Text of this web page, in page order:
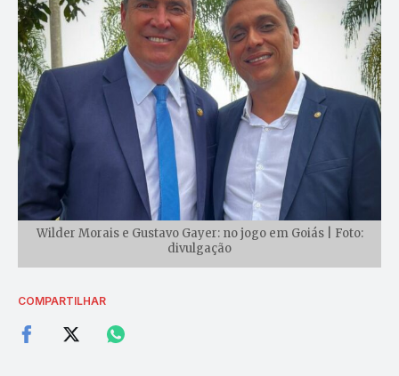
Wilder Morais e Gustavo Gayer: no jogo em Goiás | Foto:
divulgação
COMPARTILHAR